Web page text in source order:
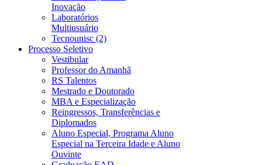
Inovação
Laboratórios
Multiusuário
Tecnounisc (2)
Processo Seletivo
Vestibular
Professor do Amanhã
RS Talentos
Mestrado e Doutorado
MBA e Especialização
Reingressos, Transferências e
Diplomados
Aluno Especial, Programa Aluno
Especial na Terceira Idade e Aluno
Ouvinte